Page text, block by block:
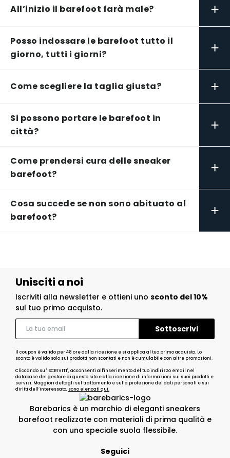
All’inizio il barefoot farà male? +
Posso indossare le barefoot tutto il
giorno, tutti i giorni?
+
Come scegliere la taglia giusta? +
Si possono portare le barefoot in
città?
+
Come prendersi cura delle sneaker
barefoot?
+
Cosa succede se non sono abituato al
barefoot?
+
Barebarics è un marchio di eleganti sneakers
barefoot realizzate con materiali di prima qualità e
con una speciale suola flessibile.
Seguici
Unisciti a noi
Iscriviti alla newsletter e ottieni uno sconto del 10%
sul tuo primo acquisto.
Il coupon è valido per 48 ore dalla ricezione e si applica al tuo primo acquisto. Lo
sconto è valido solo sui prodotti non scontati e non è cumulabile con altre promozioni.
Cliccando su "ISCRIVITI", acconsenti all'inserimento del tuo indirizzo email nel
database del gestore di questo sito e alla ricezione di informazioni sui suoi prodotti e
servizi. Maggiori dettagli sul trattamento e sulla protezione dei dati personali e sui
diritti dell’interessato, sono elencati qui.